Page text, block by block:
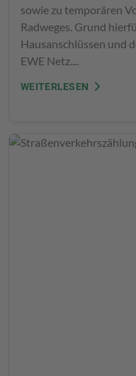
sowie zu temporären
Radweges. Grund
Hausanschlüssen und
EWE Netz....
WEITERLESEN